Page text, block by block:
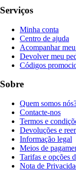
Serviços
Minha conta
Centro de ajuda
Acompanhar
Devolver meu
Códigos
Sobre
Quem somos
Contacte-nos
Termos e
Devoluções e
Informação legal
Meios de
Tarifas e opções
Nota de